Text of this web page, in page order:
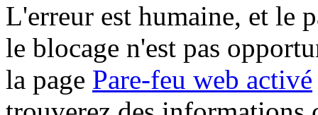
L'erreur est humaine, et le
le blocage n'est pas
la page Pare-feu web activé